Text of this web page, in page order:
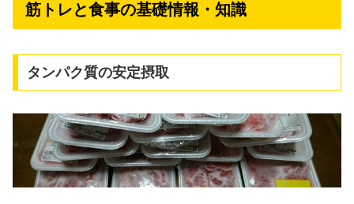
筋トレと食事の基礎情報・知識
タンパク質の安定摂取